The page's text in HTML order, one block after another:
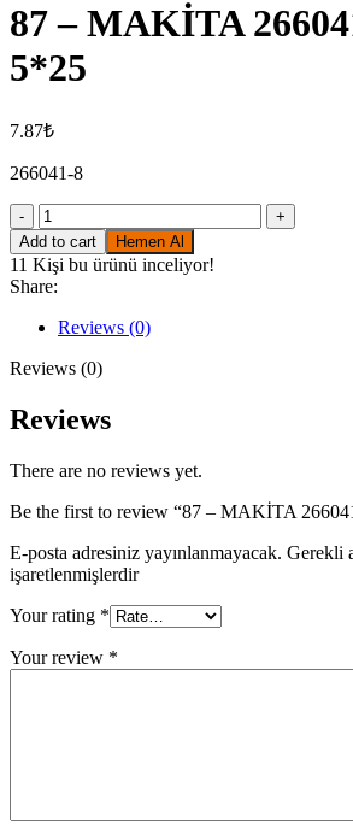
87 – MAKİTA
5*25
7.87₺
266041-8
87
-
MAKİTA
266041-
8
VİDA
5*25
quantity
Add to cart Hemen Al
11 Kişi bu ürünü inceliyor!
Share:
Reviews (0)
Reviews (0)
Reviews
There are no reviews yet.
Be the first to review “87 – MAKİTA
E-posta adresiniz yayınlanmayacak. Gerekli
işaretlenmişlerdir
Your rating *
Your review *